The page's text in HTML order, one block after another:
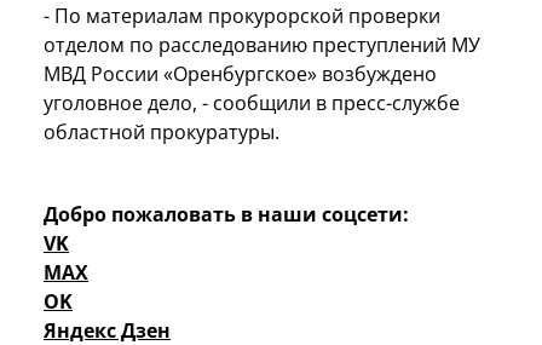
- По материалам прокурорской проверки
отделом по расследованию преступлений МУ
МВД России «Оренбургское» возбуждено
уголовное дело, - сообщили в пресс-службе
областной прокуратуры.
Добро пожаловать в наши соцсети:
VK
MAX
OK
Яндекс Дзен